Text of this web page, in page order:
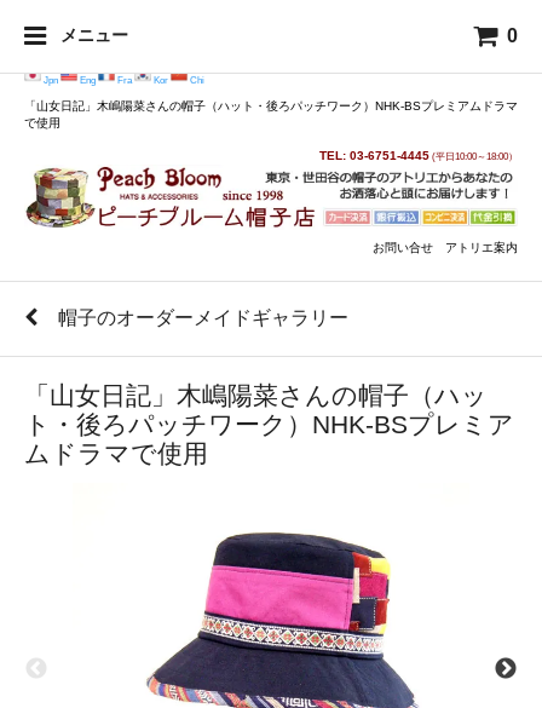
メニュー 0
Jpn Eng Fra Kor Chi
「山女日記」木嶋陽菜さんの帽子（ハット・後ろパッチワーク）NHK-BSプレミアムドラマ
で使用
TEL: 03-6751-4445 (平日10:00～18:00）
お問い合せ アトリエ案内
帽子のオーダーメイドギャラリー
「山女日記」木嶋陽菜さんの帽子（ハッ
ト・後ろパッチワーク）NHK-BSプレミア
ムドラマで使用